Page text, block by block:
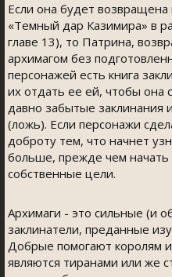
Если она будет
«Темный дар Казимира» в
главе 13), то Патрина,
архимагом без
персонажей есть книга
их отдать ее ей, чтобы она
давно забытые заклинания
(ложь). Если персонажи
доброту тем, что начнет
больше, прежде чем начать
собственные цели.
Архимаги - это сильные (и
заклинатели, преданные
Добрые помогают королям
являются тиранами или же